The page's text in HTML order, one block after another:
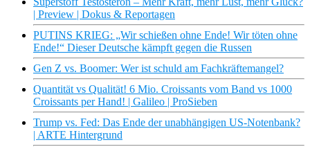
| Preview | Dokus & Reportagen
PUTINS KRIEG: „Wir schießen ohne Ende! Wir töten ohne
Ende!“ Dieser Deutsche kämpft gegen die Russen
Gen Z vs. Boomer: Wer ist schuld am Fachkräftemangel?
Quantität vs Qualität! 6 Mio. Croissants vom Band vs 1000
Croissants per Hand! | Galileo | ProSieben
Trump vs. Fed: Das Ende der unabhängigen US-Notenbank?
| ARTE Hintergrund